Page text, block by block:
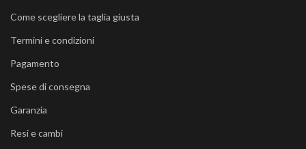
Come scegliere la taglia giusta
Termini e condizioni
Pagamento
Spese di consegna
Garanzia
Resi e cambi